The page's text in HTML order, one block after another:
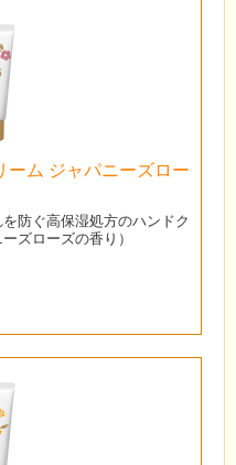
ーム ジャパニーズロー
防ぐ高保湿処方のハンドク
ズローズの香り）